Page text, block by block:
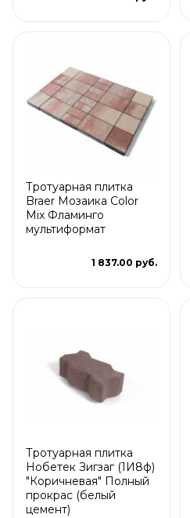
Тротуарная плитка
Braer Мозаика Color
Mix Фламинго
мультиформат
1 837.00 руб.
Тротуарная плитка
Нобетек Зигзаг (1И8ф)
"Коричневая" Полный
прокрас (белый
цемент)